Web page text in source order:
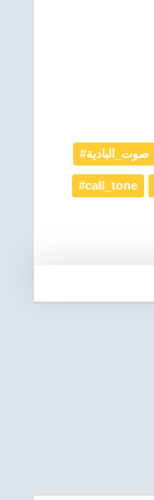
#صوت_البادية
#call_tone